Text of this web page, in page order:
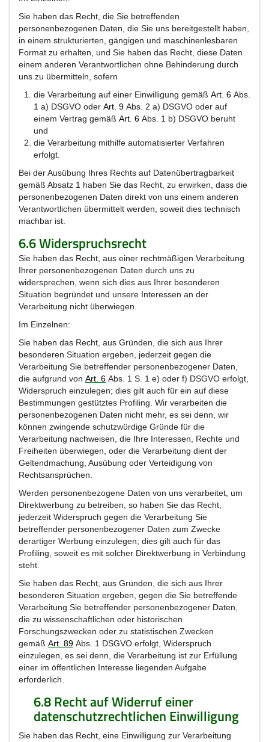
Sie haben das Recht, die Sie betreffenden
personenbezogenen Daten, die Sie uns bereitgestellt haben,
in einem strukturierten, gängigen und maschinenlesbaren
Format zu erhalten, und Sie haben das Recht, diese Daten
einem anderen Verantwortlichen ohne Behinderung durch
uns zu übermitteln, sofern
die Verarbeitung auf einer Einwilligung gemäß Art. 6 Abs.
1 a) DSGVO oder Art. 9 Abs. 2 a) DSGVO oder auf
einem Vertrag gemäß Art. 6 Abs. 1 b) DSGVO beruht
und
die Verarbeitung mithilfe automatisierter Verfahren
erfolgt.
Bei der Ausübung Ihres Rechts auf Datenübertragbarkeit
gemäß Absatz 1 haben Sie das Recht, zu erwirken, dass die
personenbezogenen Daten direkt von uns einem anderen
Verantwortlichen übermittelt werden, soweit dies technisch
machbar ist.
6.6 Widerspruchsrecht
Sie haben das Recht, aus einer rechtmäßigen Verarbeitung
Ihrer personenbezogenen Daten durch uns zu
widersprechen, wenn sich dies aus Ihrer besonderen
Situation begründet und unsere Interessen an der
Verarbeitung nicht überwiegen.
Im Einzelnen:
Sie haben das Recht, aus Gründen, die sich aus Ihrer
besonderen Situation ergeben, jederzeit gegen die
Verarbeitung Sie betreffender personenbezogener Daten,
die aufgrund von Art. 6 Abs. 1 S. 1 e) oder f) DSGVO erfolgt,
Widerspruch einzulegen; dies gilt auch für ein auf diese
Bestimmungen gestütztes Profiling. Wir verarbeiten die
personenbezogenen Daten nicht mehr, es sei denn, wir
können zwingende schutzwürdige Gründe für die
Verarbeitung nachweisen, die Ihre Interessen, Rechte und
Freiheiten überwiegen, oder die Verarbeitung dient der
Geltendmachung, Ausübung oder Verteidigung von
Rechtsansprüchen.
Werden personenbezogene Daten von uns verarbeitet, um
Direktwerbung zu betreiben, so haben Sie das Recht,
jederzeit Widerspruch gegen die Verarbeitung Sie
betreffender personenbezogener Daten zum Zwecke
derartiger Werbung einzulegen; dies gilt auch für das
Profiling, soweit es mit solcher Direktwerbung in Verbindung
steht.
Sie haben das Recht, aus Gründen, die sich aus Ihrer
besonderen Situation ergeben, gegen die Sie betreffende
Verarbeitung Sie betreffender personenbezogener Daten,
die zu wissenschaftlichen oder historischen
Forschungszwecken oder zu statistischen Zwecken
gemäß Art. 89 Abs. 1 DSGVO erfolgt, Widerspruch
einzulegen, es sei denn, die Verarbeitung ist zur Erfüllung
einer im öffentlichen Interesse liegenden Aufgabe
erforderlich.
6.8 Recht auf Widerruf einer
datenschutzrechtlichen Einwilligung
Sie haben das Recht, eine Einwilligung zur Verarbeitung